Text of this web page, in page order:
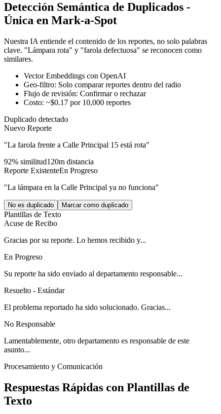
Detección Semántica de Duplicados -
Única en Mark-a-Spot
Nuestra IA entiende el contenido de los reportes, no solo palabras
clave. "Lámpara rota" y "farola defectuosa" se reconocen como
similares.
Vector Embeddings con OpenAI
Geo-filtro: Solo comparar reportes dentro del radio
Flujo de revisión: Confirmar o rechazar
Costo: ~$0.17 por 10,000 reportes
Duplicado detectado
Nuevo Reporte
"La farola frente a Calle Principal 15 está rota"
92% similitud120m distancia
Reporte ExistenteEn Progreso
"La lámpara en la Calle Principal ya no funciona"
No es duplicado Marcar como duplicado
Plantillas de Texto
Acuse de Recibo
Gracias por su reporte. Lo hemos recibido y...
En Progreso
Su reporte ha sido enviado al departamento responsable...
Resuelto - Estándar
El problema reportado ha sido solucionado. Gracias...
No Responsable
Lamentablemente, otro departamento es responsable de este
asunto...
Procesamiento y Comunicación
Respuestas Rápidas con Plantillas de
Texto